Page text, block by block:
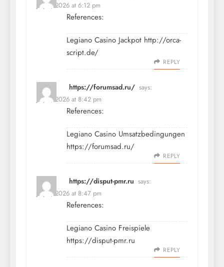
July 9, 2026 at 6:12 pm
References:
Legiano Casino Jackpot http://orca-
script.de/
REPLY
https://forumsad.ru/ says:
July 9, 2026 at 8:42 pm
References:
Legiano Casino Umsatzbedingungen
https://forumsad.ru/
REPLY
https://disput-pmr.ru says:
July 9, 2026 at 8:47 pm
References:
Legiano Casino Freispiele
https://disput-pmr.ru
REPLY